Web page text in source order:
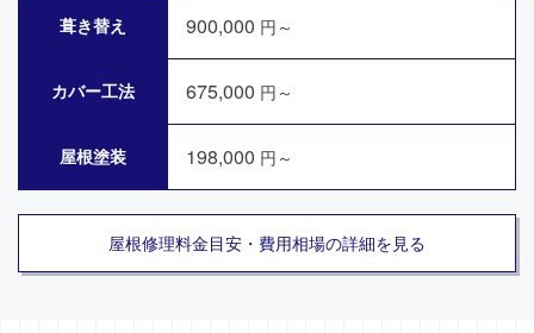
葺き替え 900,000 円～
カバー工法 675,000 円～
屋根塗装 198,000 円～
屋根修理料金目安・費用相場の詳細を見る